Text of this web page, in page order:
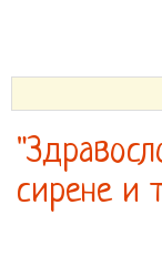
сирене и